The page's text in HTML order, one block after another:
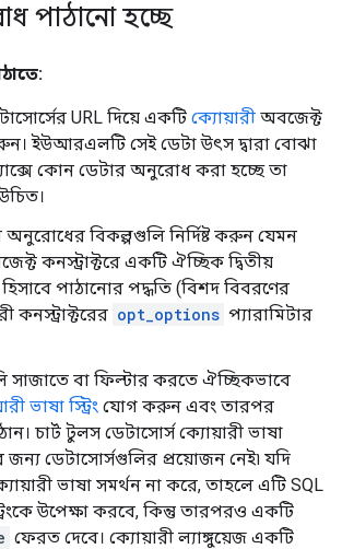
পাঠানো হচ্ছে
URL দিয়ে একটি ক্যোয়ারী অবজেক্ট
ইউআরএলটি সেই ডেটা উৎস দ্বারা বোঝা
কোন ডেটার অনুরোধ করা হচ্ছে তা
বিকল্পগুলি নির্দিষ্ট করুন যেমন
কনস্ট্রাক্টরে একটি ঐচ্ছিক দ্বিতীয়
হিসাবে পাঠানোর পদ্ধতি (বিশদ বিবরণের
কনস্ট্রাক্টরের opt_options প্যারামিটার
বা ফিল্টার করতে ঐচ্ছিকভাবে
ভাষা স্ট্রিং যোগ করুন এবং তারপর
চার্ট টুলস ডেটাসোর্স ক্যোয়ারী ভাষা
জন্য ডেটাসোর্সগুলির প্রয়োজন নেই৷ যদি
ভাষা সমর্থন না করে, তাহলে এটি SQL
উপেক্ষা করবে, কিন্তু তারপরও একটি
ফেরত দেবে। ক্যোয়ারী ল্যাঙ্গুয়েজ একটি